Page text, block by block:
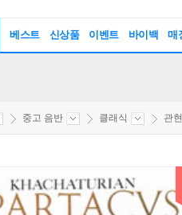
베스트 신상품 이벤트 바이백 매
중고 음반 클래식 관